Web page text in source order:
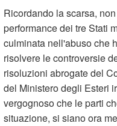
Ricordando la scarsa,
performance dei tre Stati
culminata nell'abuso che
risolvere le controversie
risoluzioni abrogate del
del Ministero degli Esteri
vergognoso che le parti
situazione, si siano ora